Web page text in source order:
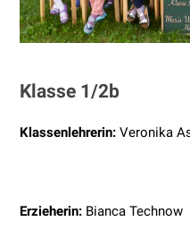
Klasse 1/2b
Klassenlehrerin: Veronika
Erzieherin: Bianca Technow